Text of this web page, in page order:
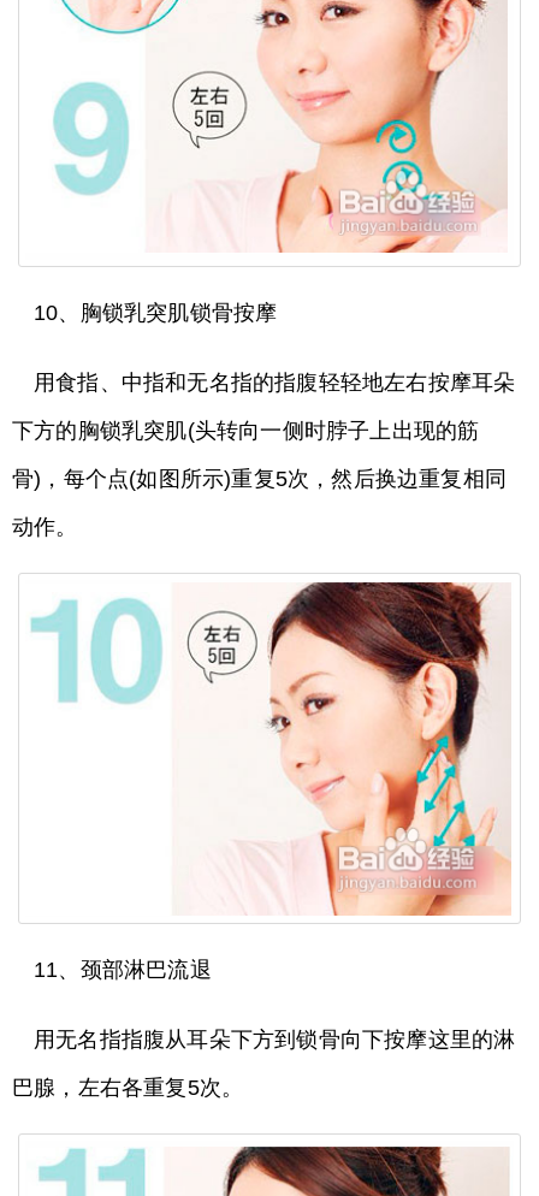
10、胸锁乳突肌锁骨按摩
用食指、中指和无名指的指腹轻轻地左右按摩耳朵
下方的胸锁乳突肌(头转向一侧时脖子上出现的筋
骨)，每个点(如图所示)重复5次，然后换边重复相同
动作。
11、颈部淋巴流退
用无名指指腹从耳朵下方到锁骨向下按摩这里的淋
巴腺，左右各重复5次。